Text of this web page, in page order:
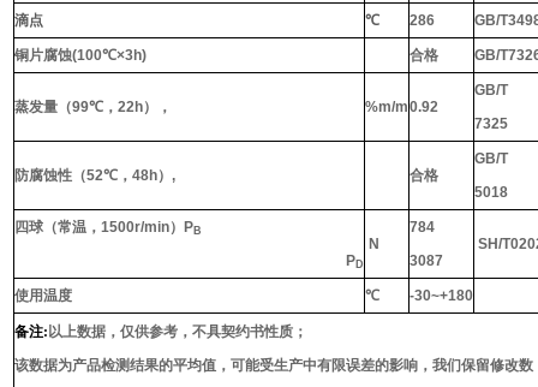
滴点 ℃ 286 GB/
铜片腐蚀(100℃×3h) 合格 GB/
蒸发量（99℃ ，22h）， %m/m0.92
GB/T
7325
防腐蚀性（52℃ ，48h）, 合格
GB/T
5018
四球（常温，1500r/min） PB
PD
N
784
3087
SH/
使用温度 ℃ -30~+180
备注: 以上数据，仅供参考，不具契约书性质；
该数据为产品检测结果的平均值，可能受生产中有限误差的影响，我们保留修改数